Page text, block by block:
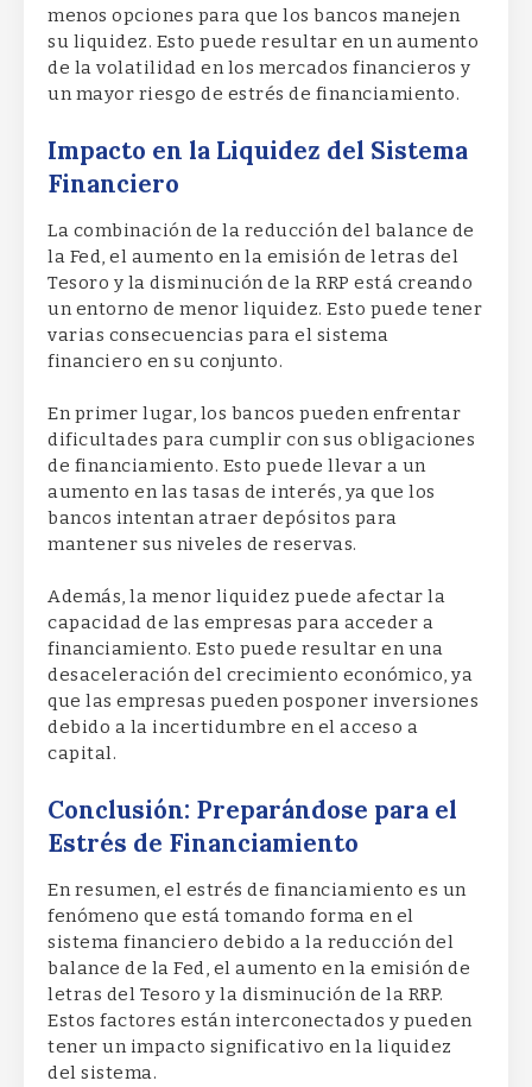
menos opciones para que los bancos manejen
su liquidez. Esto puede resultar en un aumento
de la volatilidad en los mercados financieros y
un mayor riesgo de estrés de financiamiento.
Impacto en la Liquidez del Sistema
Financiero
La combinación de la reducción del balance de
la Fed, el aumento en la emisión de letras del
Tesoro y la disminución de la RRP está creando
un entorno de menor liquidez. Esto puede tener
varias consecuencias para el sistema
financiero en su conjunto.
En primer lugar, los bancos pueden enfrentar
dificultades para cumplir con sus obligaciones
de financiamiento. Esto puede llevar a un
aumento en las tasas de interés, ya que los
bancos intentan atraer depósitos para
mantener sus niveles de reservas.
Además, la menor liquidez puede afectar la
capacidad de las empresas para acceder a
financiamiento. Esto puede resultar en una
desaceleración del crecimiento económico, ya
que las empresas pueden posponer inversiones
debido a la incertidumbre en el acceso a
capital.
Conclusión: Preparándose para el
Estrés de Financiamiento
En resumen, el estrés de financiamiento es un
fenómeno que está tomando forma en el
sistema financiero debido a la reducción del
balance de la Fed, el aumento en la emisión de
letras del Tesoro y la disminución de la RRP.
Estos factores están interconectados y pueden
tener un impacto significativo en la liquidez
del sistema.